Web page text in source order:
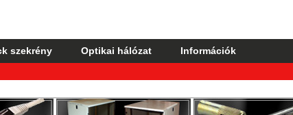
szekrény Optikai hálózat Információk